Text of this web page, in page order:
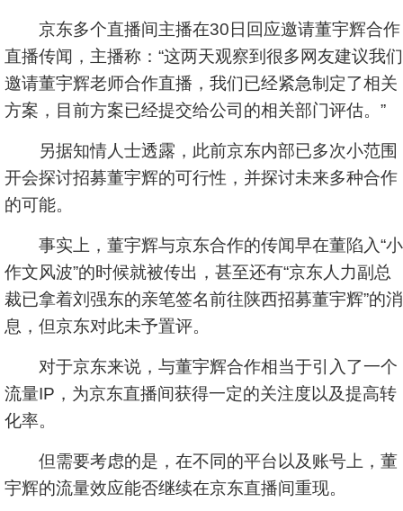
京东多个直播间主播在30日回应邀请董宇辉合作
直播传闻，主播称：“这两天观察到很多网友建议我们
邀请董宇辉老师合作直播，我们已经紧急制定了相关
方案，目前方案已经提交给公司的相关部门评估。”
另据知情人士透露，此前京东内部已多次小范围
开会探讨招募董宇辉的可行性，并探讨未来多种合作
的可能。
事实上，董宇辉与京东合作的传闻早在董陷入“小
作文风波”的时候就被传出，甚至还有“京东人力副总
裁已拿着刘强东的亲笔签名前往陕西招募董宇辉”的消
息，但京东对此未予置评。
对于京东来说，与董宇辉合作相当于引入了一个
流量IP，为京东直播间获得一定的关注度以及提高转
化率。
但需要考虑的是，在不同的平台以及账号上，董
宇辉的流量效应能否继续在京东直播间重现。